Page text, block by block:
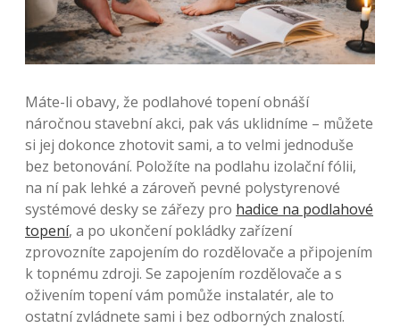
Máte-li obavy, že podlahové topení obnáší
náročnou stavební akci, pak vás uklidníme – můžete
si jej dokonce zhotovit sami, a to velmi jednoduše
bez betonování. Položíte na podlahu izolační fólii,
na ní pak lehké a zároveň pevné polystyrenové
systémové desky se zářezy pro hadice na podlahové
topení, a po ukončení pokládky zařízení
zprovozníte zapojením do rozdělovače a připojením
k topnému zdroji. Se zapojením rozdělovače a s
oživením topení vám pomůže instalatér, ale to
ostatní zvládnete sami i bez odborných znalostí.